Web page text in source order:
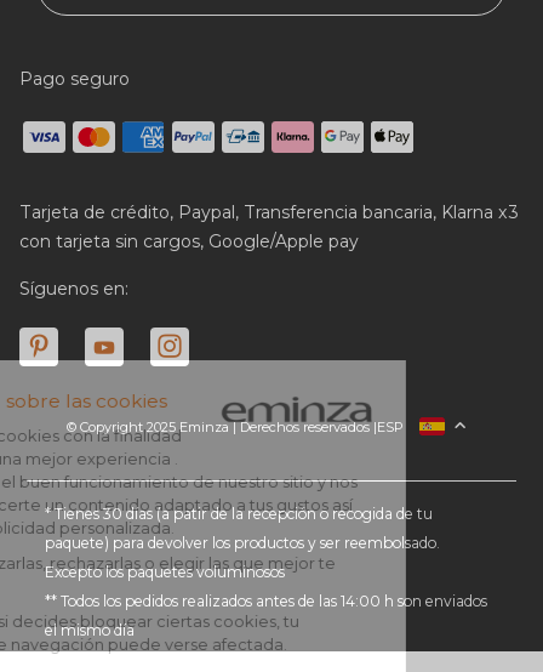
Pago seguro
Tarjeta de crédito, Paypal, Transferencia bancaria, Klarna x3
con tarjeta sin cargos, Google/Apple pay
Síguenos en:
© Copyright 2025 Eminza | Derechos reservados |
FRANCIA
ALEMANIA
PAÍSES BAJOS
ESP
* Tienes 30 días (a patir de la recepción o recogida de tu
paquete) para devolver los productos y ser reembolsado.
Excepto los paquetes voluminosos
** Todos los pedidos realizados antes de las 14:00 h son enviados
el mismo día